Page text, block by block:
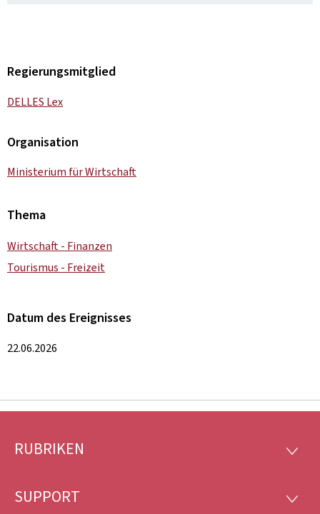
Regierungsmitglied
DELLES Lex
Organisation
Ministerium für Wirtschaft
Thema
Wirtschaft - Finanzen
Tourismus - Freizeit
Datum des Ereignisses
22.06.2026
Footer
RUBRIKEN
SUPPORT